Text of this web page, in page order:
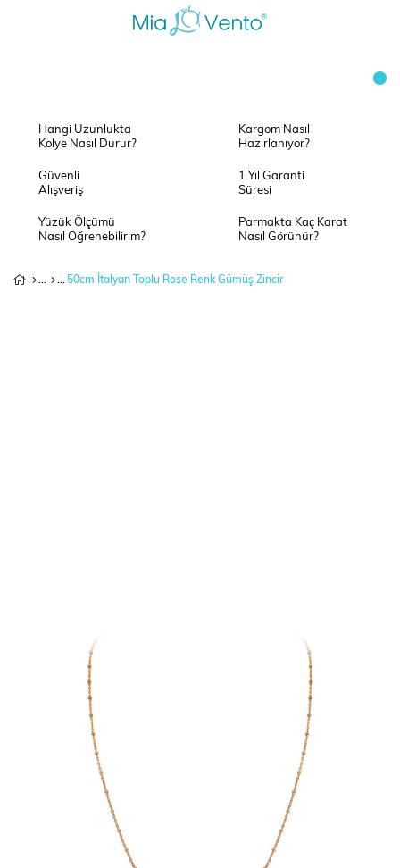
Hangi Uzunlukta
Kolye Nasıl Durur?
Kargom Nasıl
Hazırlanıyor?
Güvenli
Alışveriş
1 Yıl Garanti
Süresi
Yüzük Ölçümü
Nasıl Öğrenebilirim?
Parmakta Kaç Karat
Nasıl Görünür?
50cm İtalyan Toplu Rose Renk Gümüş Zincir